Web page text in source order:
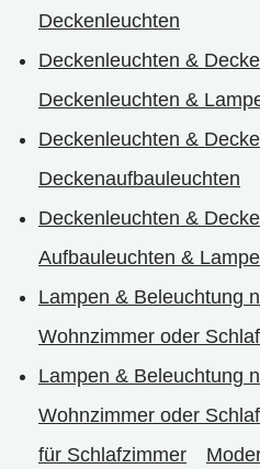
Deckenleuchten
Deckenleuchten &
Deckenleuchten &
Deckenleuchten &
Deckenaufbauleuchten
Deckenleuchten &
Aufbauleuchten &
Lampen & Beleuchtung
Wohnzimmer oder
Lampen & Beleuchtung
Wohnzimmer oder
für Schlafzimmer